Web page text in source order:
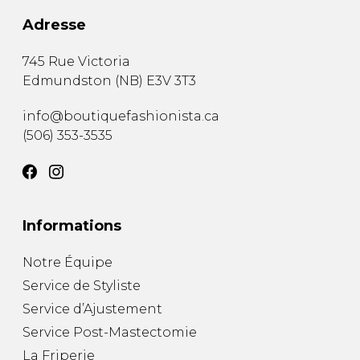
Adresse
745 Rue Victoria
Edmundston (NB) E3V 3T3
info@boutiquefashionista.ca
(506) 353-3535
Informations
Notre Équipe
Service de Styliste
Service d’Ajustement
Service Post-Mastectomie
La Friperie